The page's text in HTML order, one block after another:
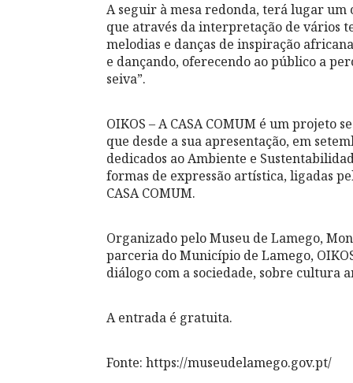
A seguir à mesa redonda, terá lugar
que através da interpretação de vários
melodias e danças de inspiração
e dançando, oferecendo ao público a
seiva”.
OIKOS – A CASA COMUM é um projeto
que desde a sua apresentação, em
dedicados ao Ambiente e
formas de expressão artística, ligadas
CASA COMUM.
Organizado pelo Museu de Lamego,
parceria do Município de Lamego,
diálogo com a sociedade, sobre cultura
A entrada é gratuita.
Fonte: https://museudelamego.gov.pt/